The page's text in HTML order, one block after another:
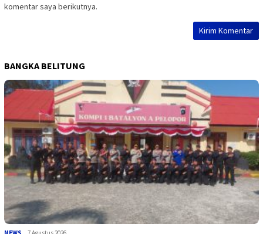
komentar saya berikutnya.
BANGKA BELITUNG